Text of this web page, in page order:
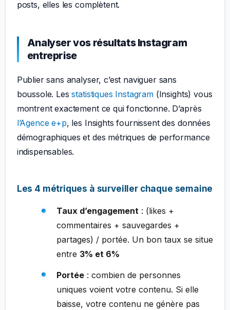
posts, elles les complètent.
Analyser vos résultats Instagram
entreprise
Publier sans analyser, c’est naviguer sans
boussole. Lesstatistiques Instagram(Insights) vous
montrent exactement ce qui fonctionne. D’après
l’Agence e+p, les Insights fournissent des données
démographiques et des métriques de performance
indispensables.
Les 4 métriques à surveiller chaque semaine
Taux d’engagement : (likes +
commentaires + sauvegardes +
partages) / portée. Un bon taux se situe
entre 3% et 6%
Portée: combien de personnes
uniques voient votre contenu. Si elle
baisse, votre contenu ne génère pas